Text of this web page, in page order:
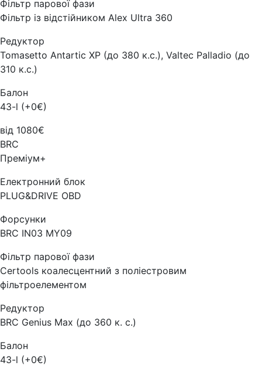
Фільтр парової фази
Фільтр із відстійником Alex Ultra 360
Редуктор
Tomasetto Antartic XP (до 380 к.с.), Valtec Palladio (до
310 к.с.)
Балон
43-l (+0€)
від 1080€
BRC
Преміум+
Електронний блок
PLUG&DRIVE OBD
Форсунки
BRC IN03 MY09
Фільтр парової фази
Certools коалесцентний з поліестровим
фільтроелементом
Редуктор
BRC Genius Max (до 360 к. с.)
Балон
43-l (+0€)